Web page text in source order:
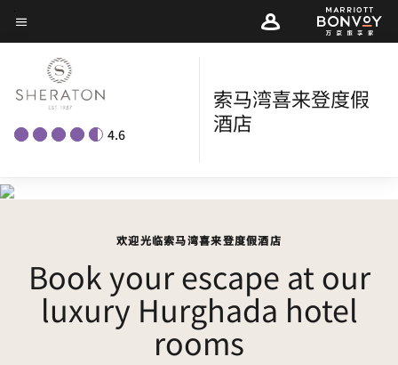
Skip
to
main
content
菜单文本
4.6
索马湾喜来登度假
酒店
欢迎光临索马湾喜来登度假酒店
Book your escape at our
luxury Hurghada hotel
rooms